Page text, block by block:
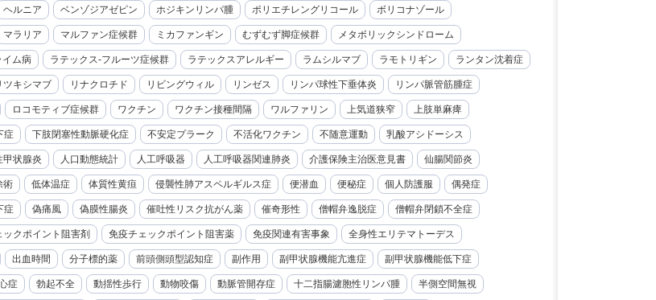
ヘルニア ベンゾジアゼピン ホジキンリンパ腫 ポリエチレングリコール ボリコナゾール
マラリア マルファン症候群 ミカファンギン むずむず脚症候群 メタボリックシンドローム
イム病 ラテックス-フルーツ症候群 ラテックスアレルギー ラムシルマブ ラモトリギン ランタン沈着症
ツキシマブ リナクロチド リビングウィル リンゼス リンパ球性下垂体炎 リンパ脈管筋腫症
ロコモティブ症候群 ワクチン ワクチン接種間隔 ワルファリン 上気道狭窄 上肢単麻痺
症 下肢閉塞性動脈硬化症 不安定プラーク 不活化ワクチン 不随意運動 乳酸アシドーシス
甲状腺炎 人口動態統計 人工呼吸器 人工呼吸器関連肺炎 介護保険主治医意見書 仙腸関節炎
術 低体温症 体質性黄疸 侵襲性肺アスペルギルス症 便潜血 便秘症 個人防護服 偶発症
症 偽痛風 偽膜性腸炎 催吐性リスク抗がん薬 催奇形性 僧帽弁逸脱症 僧帽弁閉鎖不全症
ックポイント阻害剤 免疫チェックポイント阻害薬 免疫関連有害事象 全身性エリテマトーデス
出血時間 分子標的薬 前頭側頭型認知症 副作用 副甲状腺機能亢進症 副甲状腺機能低下症
症 勃起不全 動揺性歩行 動物咬傷 動脈管開存症 十二指腸濾胞性リンパ腫 半側空間無視